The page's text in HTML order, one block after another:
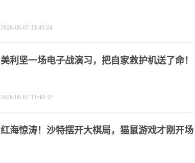
2026-08-07 11:45:24
美利坚一场电子战演习，把自家救护机送了命！
2026-08-07 11:40:32
红海惊涛！沙特摆开大棋局，猫鼠游戏才刚开场